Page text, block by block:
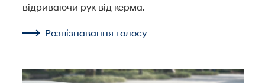
відриваючи рук від керма.
Розпізнавання голосу